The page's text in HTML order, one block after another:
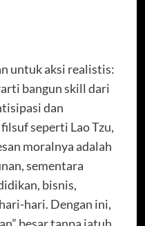
untuk aksi realistis:
bangun skill dari
dan
seperti Lao Tzu,
moralnya adalah
sementara
bisnis,
hari. Dengan ini,
besar tanpa jatuh.